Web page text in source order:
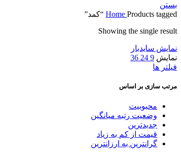
بستن
Home Products tagged “کمد”
Showing the single result
نمایش سایدبار
نمایش 9
24
36
فیلتر ها
مرتب سازی بر اساس
محبوبیت
وضعیت رتبه میانگین
جدیدترین
قیمت از کم به زیاد
گرانترین به ارزانترین